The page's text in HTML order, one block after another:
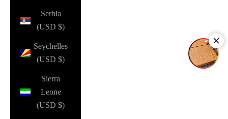
Serbia
(USD $)
Seychelles
(USD $)
Sierra
Leone
(USD $)